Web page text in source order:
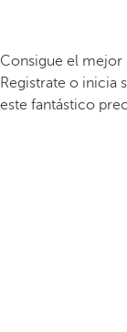
Consigue el
Registrate o inicia
este fantástico